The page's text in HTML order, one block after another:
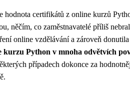
hodnota certifikátů z online kurzů
něčím, co zaměstnavatelé příliš
online vzdělávání a zároveň
Python v mnoha odvětvích
případech dokonce za